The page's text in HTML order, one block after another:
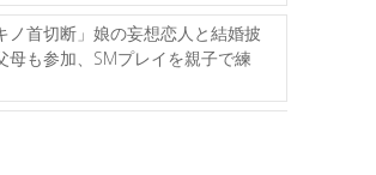
ノ首切断」娘の妄想恋人と結婚披
母も参加、SMプレイを親子で練